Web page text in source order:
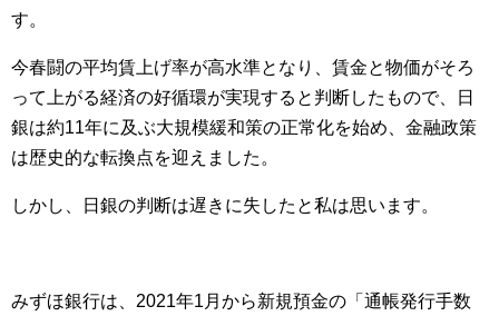
す。
今春闘の平均賃上げ率が高水準となり、賃金と物価がそろ
って上がる経済の好循環が実現すると判断したもので、日
銀は約11年に及ぶ大規模緩和策の正常化を始め、金融政策
は歴史的な転換点を迎えました。
しかし、日銀の判断は遅きに失したと私は思います。
みずほ銀行は、2021年1月から新規預金の「通帳発行手数